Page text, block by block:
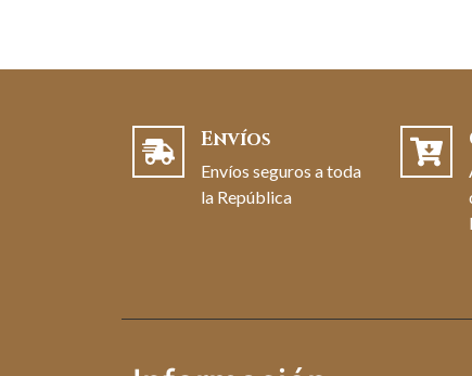
Envíos
Envíos seguros a toda
la República